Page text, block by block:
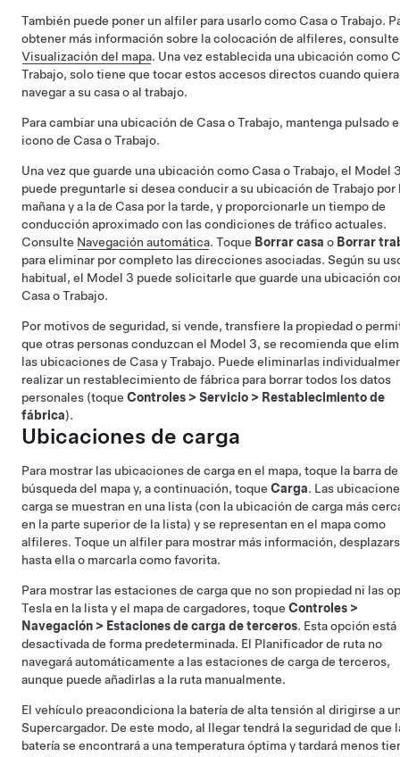
También puede poner un alfiler para usarlo como Casa o Trabajo.
obtener más información sobre la colocación de alfileres, consulte
Visualización del mapa. Una vez establecida una ubicación como
Trabajo, solo tiene que tocar estos accesos directos cuando quiera
navegar a su casa o al trabajo.
Para cambiar una ubicación de Casa o Trabajo, mantenga pulsado
icono de Casa o Trabajo.
Una vez que guarde una ubicación como Casa o Trabajo, el Model
puede preguntarle si desea conducir a su ubicación de Trabajo por
mañana y a la de Casa por la tarde, y proporcionarle un tiempo de
conducción aproximado con las condiciones de tráfico actuales.
Consulte Navegación automática. Toque Borrar casa o Borrar
para eliminar por completo las direcciones asociadas. Según su
habitual, el Model 3 puede solicitarle que guarde una ubicación
Casa o Trabajo.
Por motivos de seguridad, si vende, transfiere la propiedad o
que otras personas conduzcan el Model 3, se recomienda que
las ubicaciones de Casa y Trabajo. Puede eliminarlas
realizar un restablecimiento de fábrica para borrar todos los datos
personales (toque Controles > Servicio > Restablecimiento de
fábrica).
Ubicaciones de carga
Para mostrar las ubicaciones de carga en el mapa, toque la barra de
búsqueda del mapa y, a continuación, toque Carga. Las
carga se muestran en una lista (con la ubicación de carga más
en la parte superior de la lista) y se representan en el mapa como
alfileres. Toque un alfiler para mostrar más información,
hasta ella o marcarla como favorita.
Para mostrar las estaciones de carga que no son propiedad ni las
Tesla en la lista y el mapa de cargadores, toque Controles >
Navegación > Estaciones de carga de terceros. Esta opción está
desactivada de forma predeterminada. El Planificador de ruta no
navegará automáticamente a las estaciones de carga de terceros,
aunque puede añadirlas a la ruta manualmente.
El vehículo preacondiciona la batería de alta tensión al dirigirse a
Supercargador. De este modo, al llegar tendrá la seguridad de que
batería se encontrará a una temperatura óptima y tardará menos